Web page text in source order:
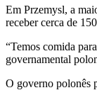
Em Przemysl, a
receber cerca de
“Temos comida
governamental
O governo polonês